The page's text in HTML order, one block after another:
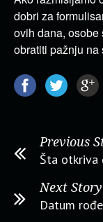
dobri za
ovih dana, osobe
obratiti pažnju na
Previous
Šta otkriva
Next Story
Datum